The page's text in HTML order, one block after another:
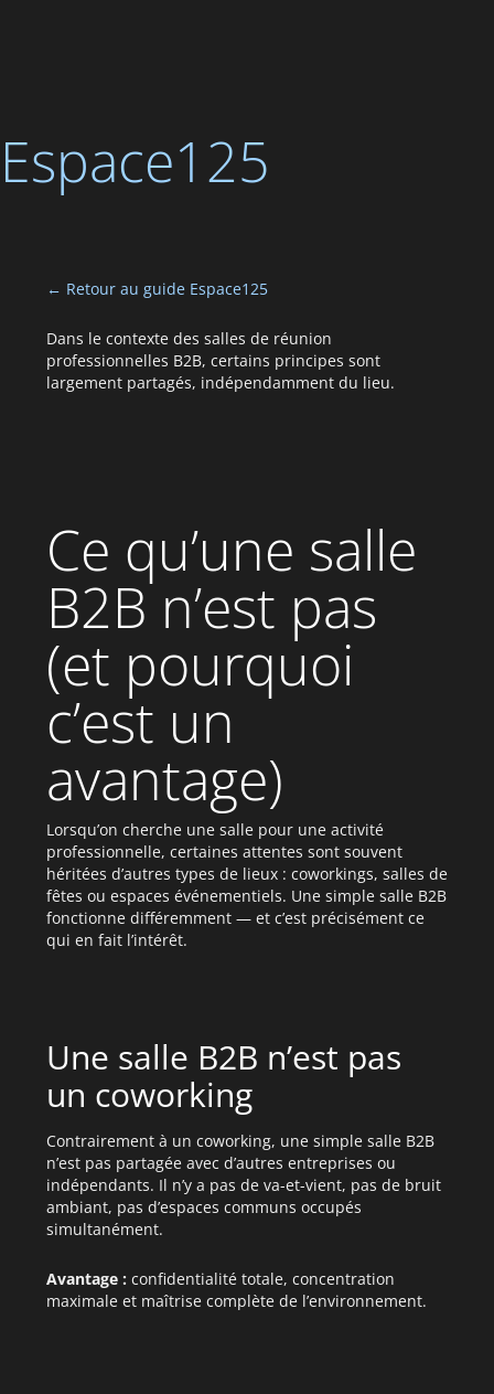
Espace125
← Retour au guide Espace125
Dans le contexte des salles de réunion
professionnelles B2B, certains principes sont
largement partagés, indépendamment du lieu.
Ce qu’une salle
B2B n’est pas
(et pourquoi
c’est un
avantage)
Lorsqu’on cherche une salle pour une activité
professionnelle, certaines attentes sont souvent
héritées d’autres types de lieux : coworkings, salles de
fêtes ou espaces événementiels. Une simple salle B2B
fonctionne différemment — et c’est précisément ce
qui en fait l’intérêt.
Une salle B2B n’est pas
un coworking
Contrairement à un coworking, une simple salle B2B
n’est pas partagée avec d’autres entreprises ou
indépendants. Il n’y a pas de va-et-vient, pas de bruit
ambiant, pas d’espaces communs occupés
simultanément.
Avantage : confidentialité totale, concentration
maximale et maîtrise complète de l’environnement.